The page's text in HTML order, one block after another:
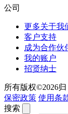
公司
更多关于我
客户支持
成为合作伙
我的账户
招贤纳士
所有版权©2026归
保密政策 使用条
搜索